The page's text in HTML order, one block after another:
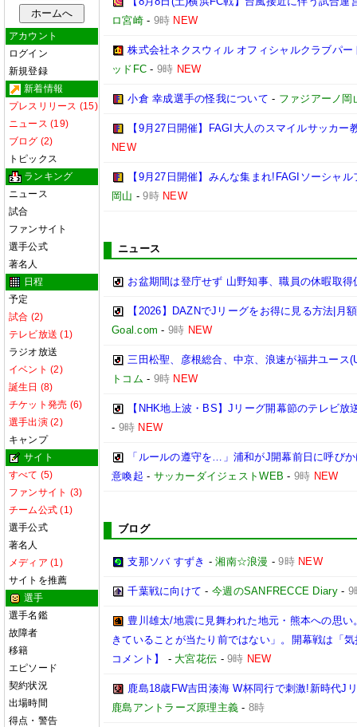
アカウント
ログイン
新規登録
新着情報
プレスリリース (15)
ニュース (19)
ブログ (2)
トピックス
ランキング
ニュース
試合
ファンサイト
選手公式
著名人
日程
予定
試合 (2)
テレビ放送 (1)
ラジオ放送
イベント (2)
誕生日 (8)
チケット発売 (6)
選手出演 (2)
キャンプ
サイト
すべて (5)
ファンサイト (3)
チーム公式 (1)
選手公式
著名人
メディア (1)
サイトを推薦
選手
選手名鑑
故障者
移籍
エピソード
契約状況
出場時間
得点・警告
ロ宮崎- 9時 NEW
株式会社ネクスウィル オフィシャルクラブパ
ッドFC - 9時 NEW
小倉 幸成選手の怪我について - ファジアーノ岡
【9月27日開催】FAGI大人のスマイルサッカー
NEW
【9月27日開催】みんな集まれ!FAGIソーシャ
岡山 -9時 NEW
ニュース
お盆期間は登庁せず 山野知事、職員の休暇取得
【2026】DAZNでJリーグをお得に見る方法|月
Goal.com - 9時 NEW
三田松聖、彦根総合、中京、浪速が福井ユース
トコム - 9時 NEW
【NHK地上波・BS】Jリーグ開幕節のテレビ
- 9時 NEW
「ルールの遵守を…」浦和がJ開幕前日に呼び
意喚起 - サッカーダイジェストWEB - 9時 NEW
ブログ
支那ソバ すずき -湘南☆浪漫 -9時 NEW
千葉戦に向けて - 今週のSANFRECCE Diary- 9
豊川雄太/地震に見舞われた地元・熊本への思
きていることが当たり前ではない」。開幕戦は「
コメント】
- 大宮花伝 -9時 NEW
鹿島18歳FW吉田湊海 W杯同行で刺激!新時代J
鹿島アントラーズ原理主義 -8時